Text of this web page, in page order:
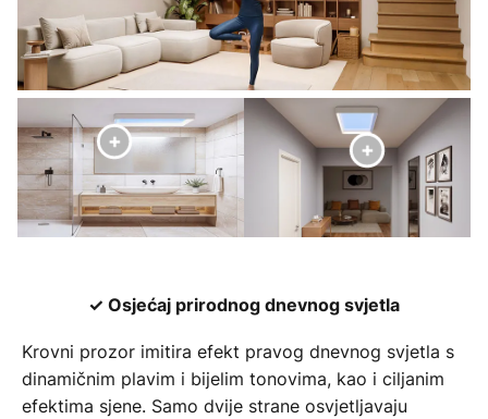
✓ Osjećaj prirodnog dnevnog svjetla
Krovni prozor imitira efekt pravog dnevnog svjetla s
dinamičnim plavim i bijelim tonovima, kao i ciljanim
efektima sjene. Samo dvije strane osvjetljavaju